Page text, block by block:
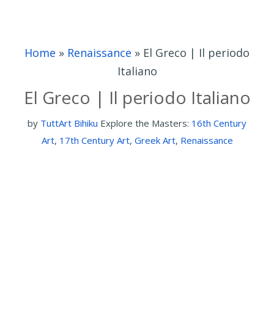
Home » Renaissance » El Greco | Il periodo
Italiano
El Greco | Il periodo Italiano
by TuttArt Bihiku Explore the Masters: 16th Century
Art, 17th Century Art, Greek Art, Renaissance